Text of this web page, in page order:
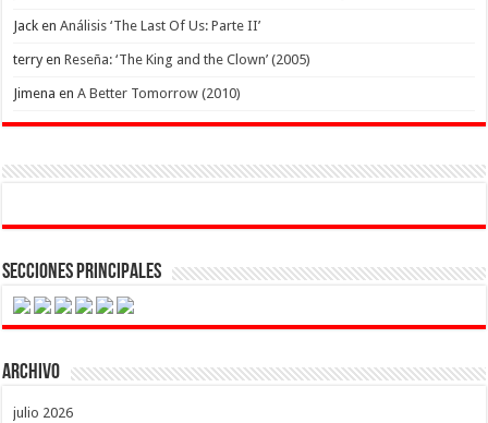
Jack enAnálisis ‘The Last Of Us: Parte II’
terryenReseña: ‘The King and the Clown’ (2005)
Jimena enA Better Tomorrow (2010)
Secciones Principales
Archivo
julio 2026